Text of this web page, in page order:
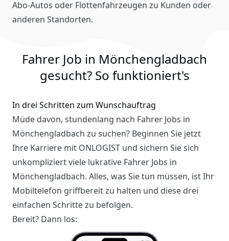
Abo-Autos oder Flottenfahrzeugen zu Kunden oder
anderen Standorten.
Fahrer Job in Mönchengladbach
gesucht? So funktioniert's
In drei Schritten zum Wunschauftrag
Müde davon, stundenlang nach Fahrer Jobs in
Mönchengladbach zu suchen? Beginnen Sie jetzt
Ihre Karriere mit ONLOGIST und sichern Sie sich
unkompliziert viele lukrative Fahrer Jobs in
Mönchengladbach. Alles, was Sie tun müssen, ist Ihr
Mobiltelefon griffbereit zu halten und diese drei
einfachen Schritte zu befolgen.
Bereit? Dann los: